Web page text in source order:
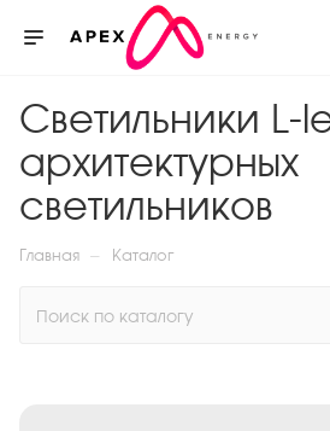
Светильники L-
архитектурных
светильников
Главная — Каталог